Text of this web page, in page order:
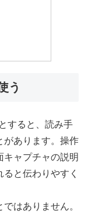
う
すると、読み手
があります。操作
キャプチャの説明
と伝わりやすく
はありません。